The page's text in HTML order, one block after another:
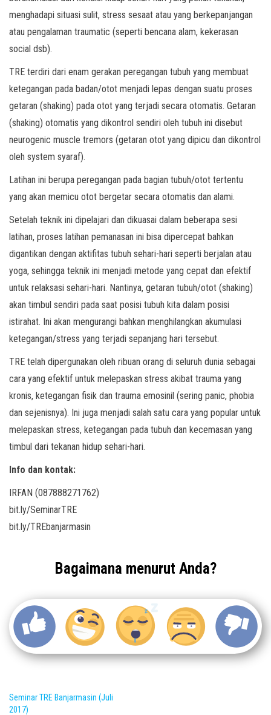
menghadapi situasi sulit, stress sesaat atau yang berkepanjangan
atau pengalaman traumatic (seperti bencana alam, kekerasan
social dsb).
TRE terdiri dari enam gerakan peregangan tubuh yang membuat
ketegangan pada badan/otot menjadi lepas dengan suatu proses
getaran (shaking) pada otot yang terjadi secara otomatis. Getaran
(shaking) otomatis yang dikontrol sendiri oleh tubuh ini disebut
neurogenic muscle tremors (getaran otot yang dipicu dan dikontrol
oleh system syaraf).
Latihan ini berupa peregangan pada bagian tubuh/otot tertentu
yang akan memicu otot bergetar secara otomatis dan alami.
Setelah teknik ini dipelajari dan dikuasai dalam beberapa sesi
latihan, proses latihan pemanasan ini bisa dipercepat bahkan
digantikan dengan aktifitas tubuh sehari-hari seperti berjalan atau
yoga, sehingga teknik ini menjadi metode yang cepat dan efektif
untuk relaksasi sehari-hari. Nantinya, getaran tubuh/otot (shaking)
akan timbul sendiri pada saat posisi tubuh kita dalam posisi
istirahat. Ini akan mengurangi bahkan menghilangkan akumulasi
ketegangan/stress yang terjadi sepanjang hari tersebut.
TRE telah dipergunakan oleh ribuan orang di seluruh dunia sebagai
cara yang efektif untuk melepaskan stress akibat trauma yang
kronis, ketegangan fisik dan trauma emosinil (sering panic, phobia
dan sejenisnya). Ini juga menjadi salah satu cara yang popular untuk
melepaskan stress, ketegangan pada tubuh dan kecemasan yang
timbul dari tekanan hidup sehari-hari.
Info dan kontak:
IRFAN (087888271762)
bit.ly/SeminarTRE
bit.ly/TREbanjarmasin
Bagaimana menurut Anda?
Seminar TRE Banjarmasin (Juli
2017)